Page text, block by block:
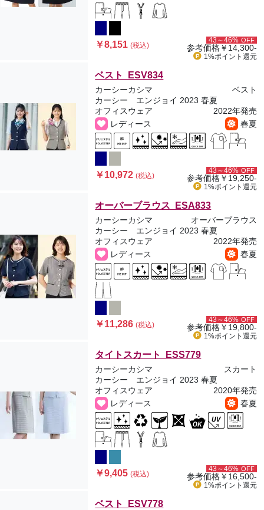
￥8,151(税込)
43～46% OFF
参考価格￥14,300-
1%ポイント 還元
ベスト ESV834
カーシーカシマ
ベスト
カーシー エンジョイ 2023 春夏
オフィスウェア
2022年発売
レディース
春夏
￥10,972(税込)
43～46% OFF
参考価格￥19,250-
1%ポイント 還元
オーバーブラウス ESA833
カーシーカシマ
オーバーブラウス
カーシー エンジョイ 2023 春夏
オフィスウェア
2022年発売
レディース
春夏
￥11,286(税込)
43～46% OFF
参考価格￥19,800-
1%ポイント 還元
タイトスカート ESS779
カーシーカシマ
スカート
カーシー エンジョイ 2023 春夏
オフィスウェア
2020年発売
レディース
春夏
￥9,405(税込)
43～46% OFF
参考価格￥16,500-
1%ポイント 還元
ベスト ESV778